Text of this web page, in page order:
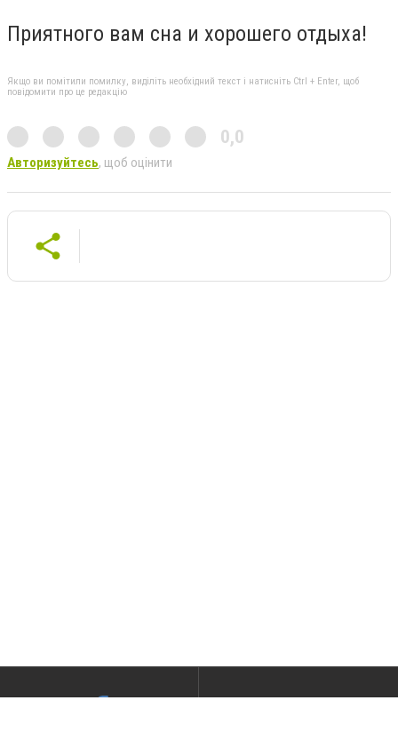
Приятного вам сна и хорошего отдыха!
Якщо ви помітили помилку, виділіть необхідний текст і натисніть Ctrl + Enter, щоб
повідомити про це редакцію
0,0
Авторизуйтесь, щоб оцінити